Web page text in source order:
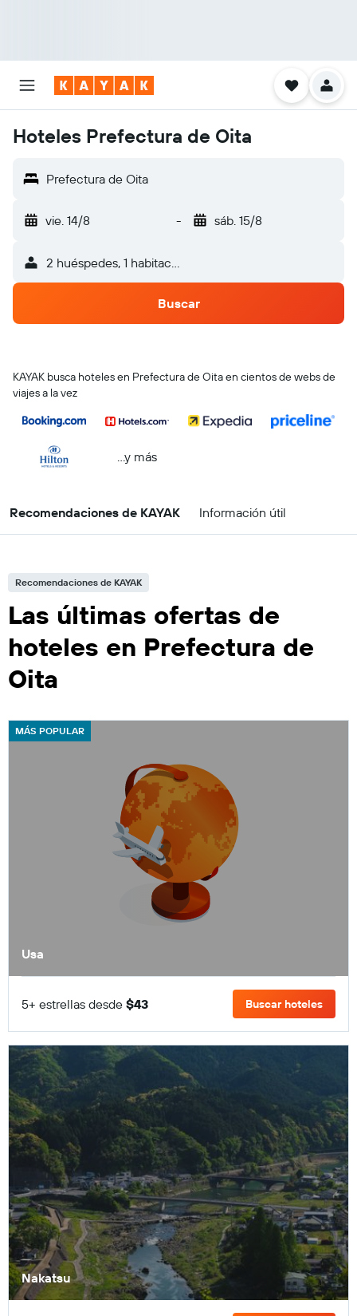
Hoteles Prefectura de Oita
Prefectura de Oita
vie. 14/8 - sáb. 15/8
2 huéspedes, 1 habitación
Buscar
KAYAK busca hoteles en Prefectura de Oita en cientos de webs de
viajes a la vez
...y más
Recomendaciones de KAYAK Información útil
Recomendaciones de KAYAK
Las últimas ofertas de
hoteles en Prefectura de
Oita
MÁS POPULAR
Usa
5+ estrellas desde $43 Buscar hoteles
Nakatsu